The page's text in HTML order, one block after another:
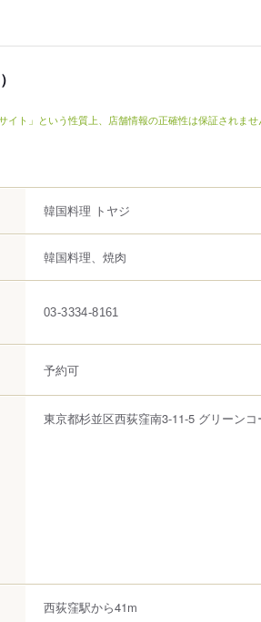
イト」という性質上、店舗情報の正確性は保証されま
韓国料理 トヤジ
韓国料理、焼肉
03-3334-8161
予約可
東京都杉並区西荻窪南3-11-5 グリーン
西荻窪駅から41m